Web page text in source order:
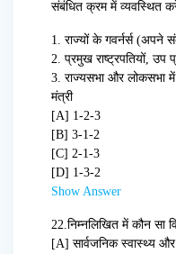
संबंधित क्रम में व्यवस्थित
1. राज्यों के गवर्नर्स (अपने
2. प्रमुख राष्ट्रपतियों, उप
3. राज्यसभा और लोकसभा
मंत्री
[A] 1-2-3
[B] 3-1-2
[C] 2-1-3
[D] 1-3-2
Show Answer
22. निम्नलिखित में कौन सा
[A] सार्वजनिक स्वास्थ्य